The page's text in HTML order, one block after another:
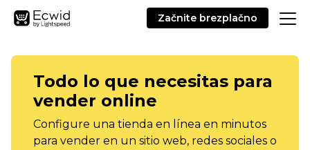
Začnite brezplačno
Todo lo que necesitas para
vender online
Configure una tienda en línea en minutos
para vender en un sitio web, redes sociales o